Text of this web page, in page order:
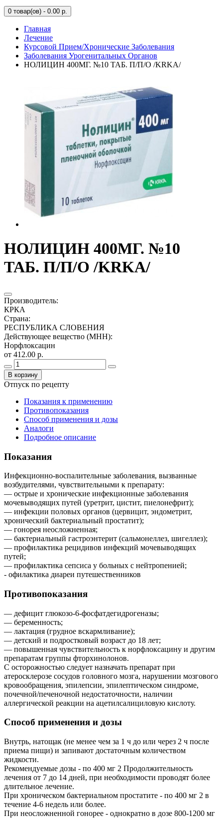
0 товар(ов) - 0.00 р.
Главная
Лечение
Курсовой Прием/Хронические Заболевания
Заболевания Урогенитальных Органов
НОЛИЦИН 400МГ. №10 ТАБ. П/П/О /KRKA/
НОЛИЦИН 400МГ. №10
ТАБ. П/П/О /KRKA/
Производитель:
КРКА
Страна:
РЕСПУБЛИКА СЛОВЕНИЯ
Действующее вещество (МНН):
Норфлоксацин
от 412.00 р.
В корзину
Отпуск по рецепту
Показания к применению
Противопоказания
Способ применения и дозы
Аналоги
Подробное описание
Показания
Инфекционно-воспалительные заболевания, вызванные
возбудителями, чувствительными к препарату:
— острые и хронические инфекционные заболевания
мочевыводящих путей (уретрит, цистит, пиелонефрит);
— инфекции половых органов (цервицит, эндометрит,
хронический бактериальный простатит);
— гонорея неосложненная;
— бактериальный гастроэнтерит (сальмонеллез, шигеллез);
— профилактика рецидивов инфекций мочевыводящих
путей;
— профилактика сепсиса у больных с нейтропенией;
- офилактика диареи путешественников
Противопоказания
— дефицит глюкозо-6-фосфатдегидрогеназы;
— беременность;
— лактация (грудное вскармливание);
— детский и подростковый возраст до 18 лет;
— повышенная чувствительность к норфлоксацину и другим
препаратам группы фторхинолонов.
С осторожностью следует назначать препарат при
атеросклерозе сосудов головного мозга, нарушении мозгового
кровообращения, эпилепсии, эпилептическом синдроме,
почечной/печеночной недостаточности, наличии
аллергической реакции на ацетилсалициловую кислоту.
Способ применения и дозы
Внутрь, натощак (не менее чем за 1 ч до или через 2 ч после
приема пищи) и запивают достаточным количеством
жидкости.
Рекомендуемые дозы - по 400 мг 2 Продолжительность
лечения от 7 до 14 дней, при необходимости проводят более
длительное лечение.
При хроническом бактериальном простатите - по 400 мг 2 в
течение 4-6 недель или более.
При неосложненной гонорее - однократно в дозе 800-1200 мг